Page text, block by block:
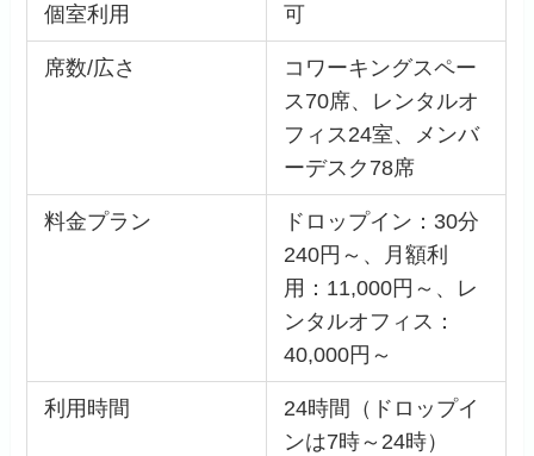
個室利用 可
席数/広さ
コワーキングスペー
ス70席、レンタルオ
フィス24室、メンバ
ーデスク78席
料金プラン
ドロップイン：30分
240円～、月額利
用：11,000円～、レ
ンタルオフィス：
40,000円～
利用時間
24時間（ドロップイ
ンは7時～24時）